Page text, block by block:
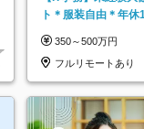
ト＊服装自由＊年
350～500万円
フルリモートあり